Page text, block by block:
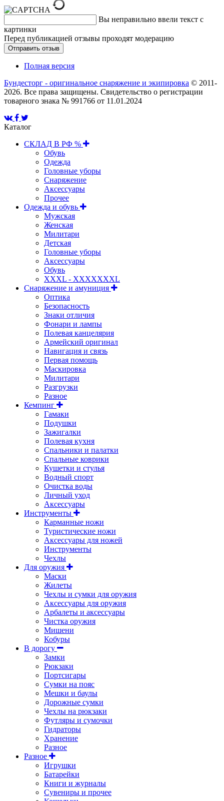
Вы неправильно ввели текст с
картинки
Перед публикацией отзывы проходят модерацию
Полная версия
Бундесторг - оригинальное снаряжение и экипировка © 2011-
2026. Все права защищены. Свидетельство о регистрации
товарного знака № 991766 от 11.01.2024
Каталог
СКЛАД В РФ %
Обувь
Одежда
Головные уборы
Снаряжение
Аксессуары
Прочее
Одежда и обувь
Мужская
Женская
Милитари
Детская
Головные уборы
Аксессуары
Обувь
XXXL - XXXXXXXL
Снаряжение и амуниция
Оптика
Безопасность
Знаки отличия
Фонари и лампы
Полевая канцелярия
Армейский оригинал
Навигация и связь
Первая помощь
Маскировка
Милитари
Разгрузки
Разное
Кемпинг
Гамаки
Подушки
Зажигалки
Полевая кухня
Спальники и палатки
Спальные коврики
Кушетки и стулья
Водный спорт
Очистка воды
Личный уход
Аксессуары
Инструменты
Карманные ножи
Туристические ножи
Аксессуары для ножей
Инструменты
Чехлы
Для оружия
Маски
Жилеты
Чехлы и сумки для оружия
Аксессуары для оружия
Арбалеты и аксессуары
Чистка оружия
Мишени
Кобуры
В дорогу
Замки
Рюкзаки
Портсигары
Сумки на пояс
Мешки и баулы
Дорожные сумки
Чехлы на рюкзаки
Футляры и сумочки
Гидраторы
Хранение
Разное
Разное
Игрушки
Батарейки
Книги и журналы
Сувениры и прочее